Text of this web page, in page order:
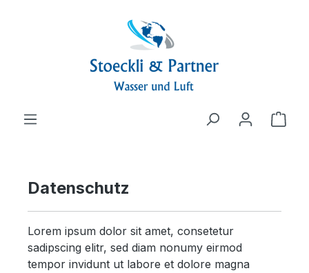
Datenschutz
Lorem ipsum dolor sit amet, consetetur
sadipscing elitr, sed diam nonumy eirmod
tempor invidunt ut labore et dolore magna